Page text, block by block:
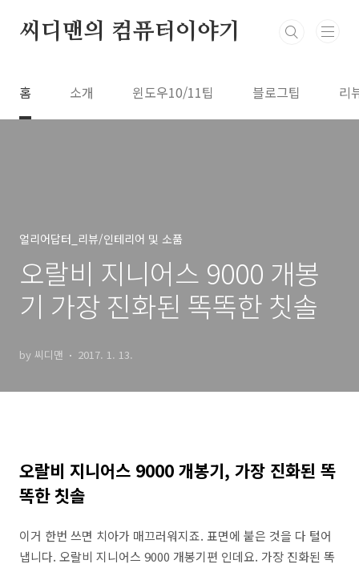
씨디맨의 컴퓨터이야기
홈 소개 윈도우10/11팁 블로그팁 리
얼리어답터_리뷰/인테리어 및 소품
오랄비 지니어스 9000 개봉
기 가장 진화된 똑똑한 칫솔
by 씨디맨 2017. 1. 13.
오랄비 지니어스 9000 개봉기, 가장 진화된 똑
똑한 칫솔
이거 한번 쓰면 치아가 매끄러워지죠. 표면에 붙은 것을 다 털어
냅니다. 오랄비 지니어스 9000 개봉기편 인데요. 가장 진화된 똑